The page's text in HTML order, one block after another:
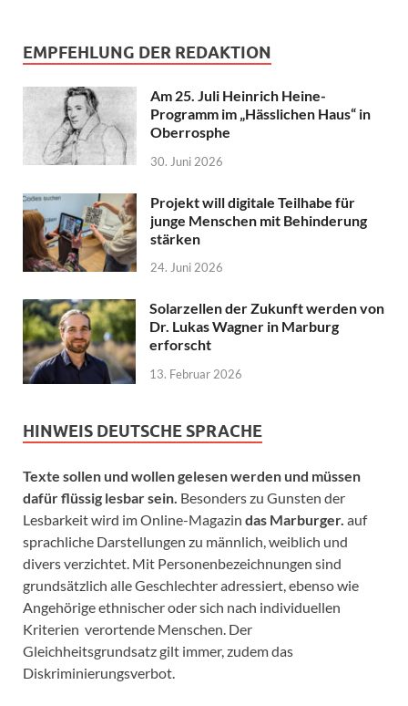
EMPFEHLUNG DER REDAKTION
Am 25. Juli Heinrich Heine-
Programm im „Hässlichen Haus“ in
Oberrosphe
30. Juni 2026
Projekt will digitale Teilhabe für
junge Menschen mit Behinderung
stärken
24. Juni 2026
Solarzellen der Zukunft werden von
Dr. Lukas Wagner in Marburg
erforscht
13. Februar 2026
HINWEIS DEUTSCHE SPRACHE
Texte sollen und wollen gelesen werden und müssen
dafür flüssig lesbar sein. Besonders zu Gunsten der
Lesbarkeit wird im Online-Magazin das Marburger. auf
sprachliche Darstellungen zu männlich, weiblich und
divers verzichtet. Mit Personenbezeichnungen sind
grundsätzlich alle Geschlechter adressiert, ebenso wie
Angehörige ethnischer oder sich nach individuellen
Kriterien verortende Menschen. Der
Gleichheitsgrundsatz gilt immer, zudem das
Diskriminierungsverbot.